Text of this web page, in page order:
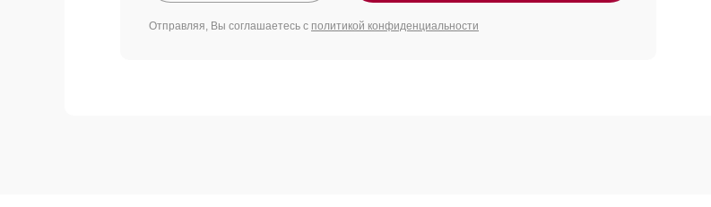
Отправляя, Вы соглашаетесь с политикой конфиденциальности